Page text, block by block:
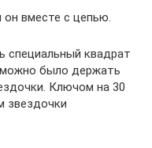
вместе с цепью.
специальный квадрат
было держать
Ключом на 30
звездочки